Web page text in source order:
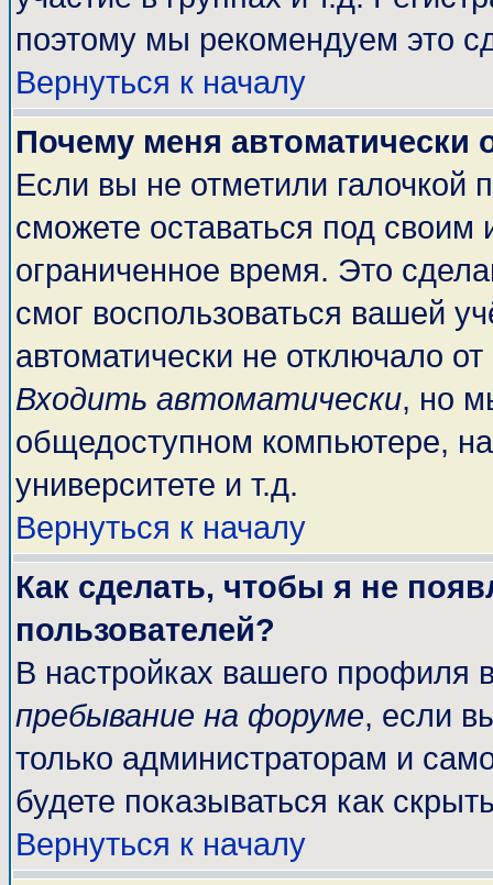
поэтому мы рекомендуем это
Вернуться к началу
Почему меня автоматически
Если вы не отметили галочкой
сможете оставаться под
ограниченное время. Это
смог воспользоваться вашей
автоматически не отключало
Входить автоматически, но
общедоступном компьютере,
университете и т.д.
Вернуться к началу
Как сделать, чтобы я не
пользователей?
В настройках вашего профиля
пребывание на форуме, если
только администраторам и
будете показываться как
Вернуться к началу